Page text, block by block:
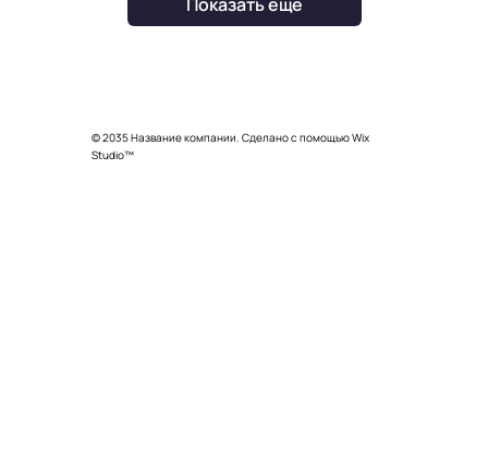
© 2035 Название компании. Сделано с помощью Wix
Studio™